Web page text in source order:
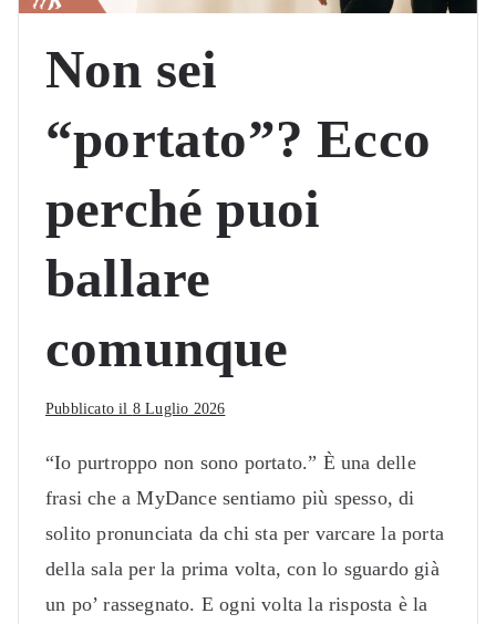
Non sei
“portato”? Ecco
perché puoi
ballare
comunque
Pubblicato il 8 Luglio 2026
“Io purtroppo non sono portato.” È una delle
frasi che a MyDance sentiamo più spesso, di
solito pronunciata da chi sta per varcare la porta
della sala per la prima volta, con lo sguardo già
un po’ rassegnato. E ogni volta la risposta è la